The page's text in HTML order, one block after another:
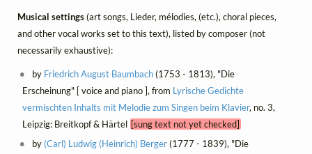
Musical settings(art songs, Lieder, mélodies, (etc.), choral pieces,
and other vocal works set to this text), listed by composer (not
necessarily exhaustive):
by Friedrich August Baumbach(1753 - 1813), "Die
Erscheinung" [ voice and piano ], from Lyrische Gedichte
vermischten Inhalts mit Melodie zum Singen beim Klavier, no. 3,
Leipzig: Breitkopf & Härtel [sung text not yet checked]
by (Carl) Ludwig (Heinrich) Berger(1777 - 1839), "Die